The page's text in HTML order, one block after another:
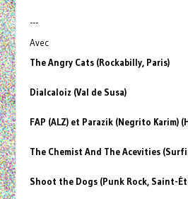
---
Avec
The Angry Cats (Rockabilly, Paris)
Dialcaloiz (Val de Susa)
FAP (ALZ) et Parazik (Negrito Karim)
The Chemist And The Acevities
Shoot the Dogs (Punk Rock, Saint-